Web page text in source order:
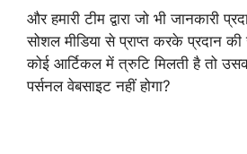
और हमारी टीम द्वारा जो भी जानकारी
सोशल मीडिया से प्राप्त करके प्रदान की
कोई आर्टिकल में त्रुटि मिलती है तो
पर्सनल वेबसाइट नहीं होगा?